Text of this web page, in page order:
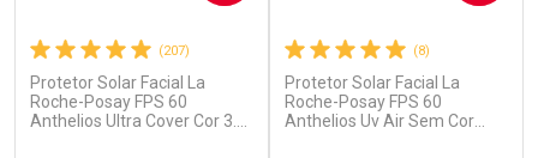
(207)
Protetor Solar Facial La
Roche-Posay FPS 60
Anthelios Ultra Cover Cor 3.0
(8)
Protetor Solar Facial La
Roche-Posay FPS 60
Anthelios Uv Air Sem Cor